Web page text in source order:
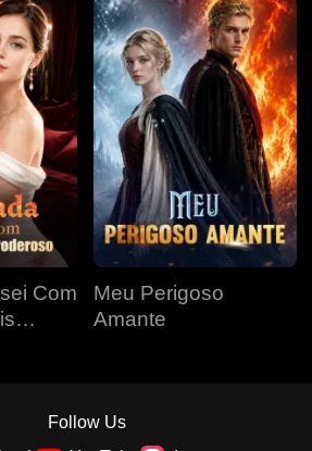
Com
Meu Perigoso
Amante
Follow Us